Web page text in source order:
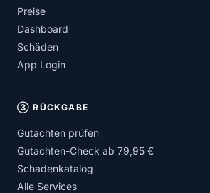
Preise
Dashboard
Schäden
App Login
③ RÜCKGABE
Gutachten prüfen
Gutachten-Check ab 79,95 €
Schadenkatalog
Alle Services